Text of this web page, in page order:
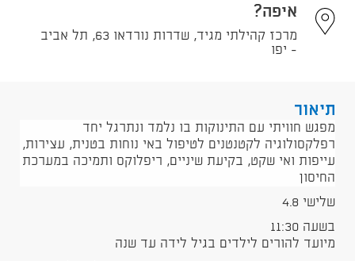
איפה?
מרכז קהילתי מגיד, שדרות נורדאו 63, תל אביב
- יפו
תיאור
מפגש חוויתי עם התינוקות בו נלמד ונתרגל יחד
רפלקסולוגיה לקטנטנים לטיפול באי נוחות בטנית, עצירות,
עייפות ואי שקט, בקיעת שיניים, ריפלוקס ותמיכה במערכת
החיסון
שלישי 4.8
בשעה 11:30
מיועד להורים לילדים בגיל לידה עד שנה